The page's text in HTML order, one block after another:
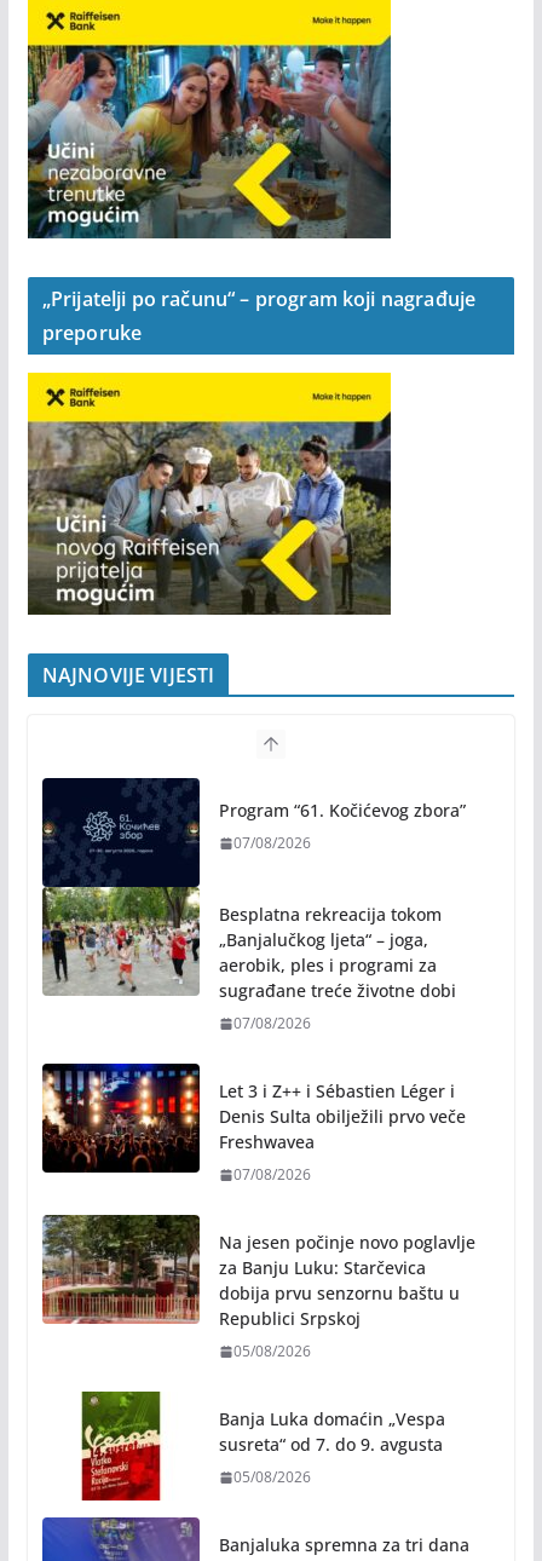
Postani Raiffeisen klijent uz CLUB Paket bez
naknade i poklon dobrodošlice 50 KM
„Prijatelji po računu“ – program koji nagrađuje
preporuke
NAJNOVIJE VIJESTI
07/08/2026
Besplatna rekreacija tokom
„Banjalučkog ljeta“ – joga,
aerobik, ples i programi za
07/08/2026
Let 3 i Z++ i Sébastien Léger i
Denis Sulta obilježili prvo veče
07/08/2026
Na jesen počinje novo poglavlje
za Banju Luku: Starčevica
dobija prvu senzornu baštu u
05/08/2026
Banja Luka domaćin „Vespa
05/08/2026